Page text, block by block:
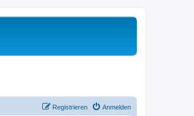
Anmelden
Registrieren